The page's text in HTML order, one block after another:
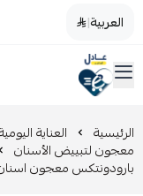
العربية|
صيدليات عادل
القائمة الرئيسية
تخفيضات
المدونة
الرئيسية العناية اليومية
معجون لتبييض الأسنان
بارودونتكس معجون اسنان